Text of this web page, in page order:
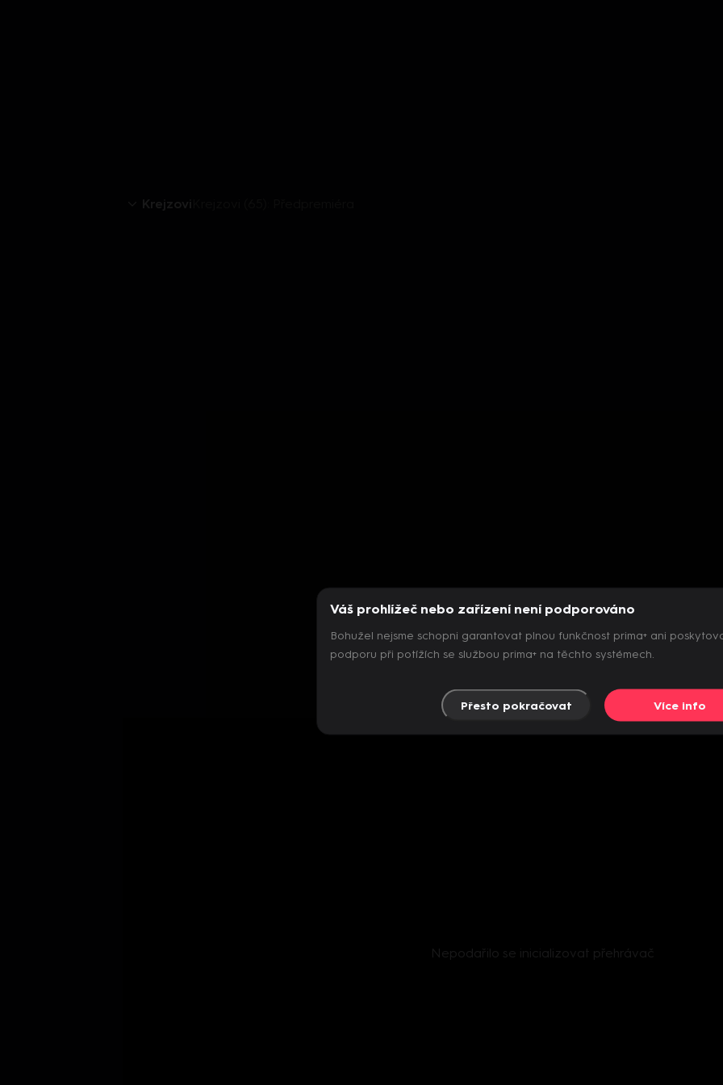
Nepodařilo se inicializovat přehrávač
Váš prohlížeč nebo zařízení není podporováno
Bohužel nejsme schopni garantovat plnou funkčnost prima+ ani
podporu při potížích se službou prima+ na těchto systémech.
Přesto pokračovat Více info